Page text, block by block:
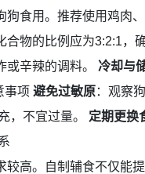
狗食用。推荐使用鸡肉
合物的比例应为3:2:1，
或辛辣的调料。 冷却与
事项 避免过敏原 ：观察
，不宜过量。 定期更换
高。自制辅食不仅能